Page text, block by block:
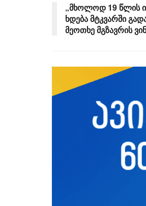
„მხოლოდ 19 წლის
ხდება მტკვარში
მეოთხე მგზავრის